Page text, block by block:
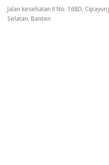
Jalan kesehatan II No. 168D,
Selatan, Banten